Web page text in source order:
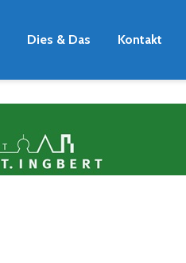
Dies & Das Kontakt